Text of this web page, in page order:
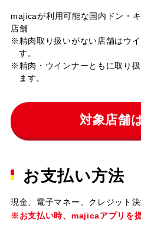
majicaが利用可能な国内ドン・
店舗
※精肉取り扱いがない店舗はウ
す。
※精肉・ウインナーともに取り
ます。
対象店舗
お支払い方法
現金、電子マネー、クレジット
※お支払い時、majicaアプリを提